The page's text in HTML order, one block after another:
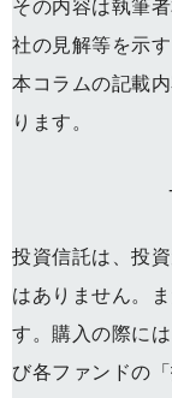
その内容は執筆
社の見解等を示
本コラムの記載
ります。
投資信託は、投
はありません。
す。購入の際には
び各ファンドの